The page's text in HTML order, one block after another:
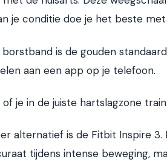
je conditie doe je het beste
borstband is de gouden
aan een app op je telefoon.
je in de juiste hartslagzone
alternatief is de Fitbit Inspire
tijdens intense beweging,